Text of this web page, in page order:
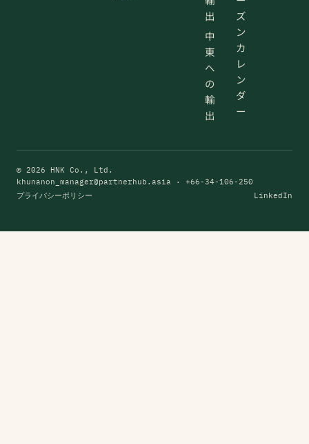
出
中
東
へ
の
輸
出
ズ
ン
カ
レ
ン
ダ
ー
© 2026 HNK Co., Ltd.
khunanon_manager@partnerhub.asia · +66-34-106-250
プライバシーポリシー
LinkedIn